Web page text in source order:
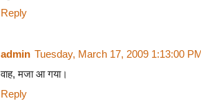
Reply
admin Tuesday, March 17, 2009 1:13:00
वाह, मजा आ गया।
Reply